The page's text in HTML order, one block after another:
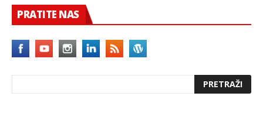
PRATITE NAS